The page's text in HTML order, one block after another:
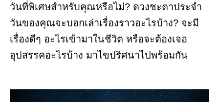
วันที่พิเศษสำหรับคุณหรือไม่? ดวงชะตาประจำ
วันของคุณจะบอกเล่าเรื่องราวอะไรบ้าง? จะมี
เรื่องดีๆ อะไรเข้ามาในชีวิต หรือจะต้องเจอ
อุปสรรคอะไรบ้าง มาไขปริศนาไปพร้อมกัน